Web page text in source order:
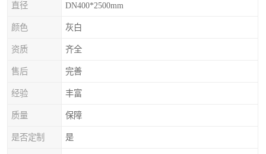
直径 DN400*2500mm
颜色 灰白
资质 齐全
售后 完善
经验 丰富
质量 保障
是否定制 是